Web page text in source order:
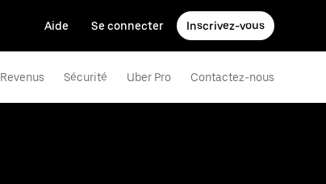
Aide Se connecter Inscrivez-vous
Revenus Sécurité Uber Pro Contactez-nous